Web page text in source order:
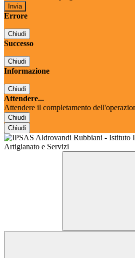
Errore
Chiudi
Successo
Chiudi
Informazione
Chiudi
Attendere...
Attendere il completamento
Chiudi
Chiudi